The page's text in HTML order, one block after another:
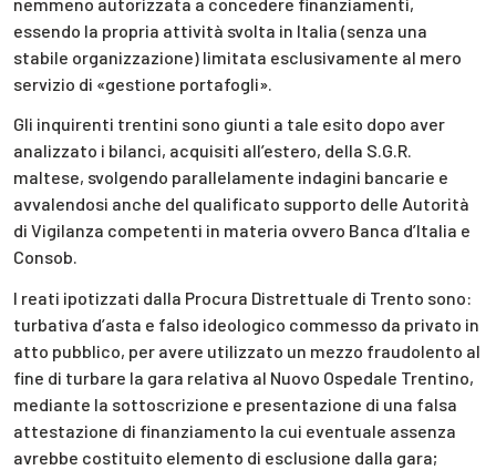
essendo la propria attività svolta in Italia (senza una
stabile organizzazione) limitata esclusivamente al mero
servizio di «gestione portafogli».
Gli inquirenti trentini sono giunti a tale esito dopo aver
analizzato i bilanci, acquisiti all’estero, della S.G.R.
maltese, svolgendo parallelamente indagini bancarie e
avvalendosi anche del qualificato supporto delle Autorità
di Vigilanza competenti in materia ovvero Banca d’Italia e
Consob.
I reati ipotizzati dalla Procura Distrettuale di Trento sono:
turbativa d’asta e falso ideologico commesso da privato in
atto pubblico, per avere utilizzato un mezzo fraudolento al
fine di turbare la gara relativa al Nuovo Ospedale Trentino,
mediante la sottoscrizione e presentazione di una falsa
attestazione di finanziamento la cui eventuale assenza
avrebbe costituito elemento di esclusione dalla gara;